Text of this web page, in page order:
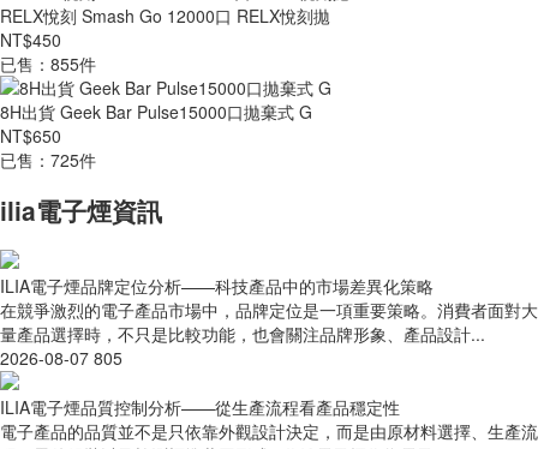
RELX悅刻 Smash Go 12000口 RELX悅刻拋
NT$450
已售：855件
8H出貨 Geek Bar Pulse15000口拋棄式 G
NT$650
已售：725件
ilia電子煙資訊
ILIA電子煙品牌定位分析——科技產品中的市場差異化策略
在競爭激烈的電子產品市場中，品牌定位是一項重要策略。消費者面對大
量產品選擇時，不只是比較功能，也會關注品牌形象、產品設計...
2026-08-07 805
ILIA電子煙品質控制分析——從生產流程看產品穩定性
電子產品的品質並不是只依靠外觀設計決定，而是由原材料選擇、生產流